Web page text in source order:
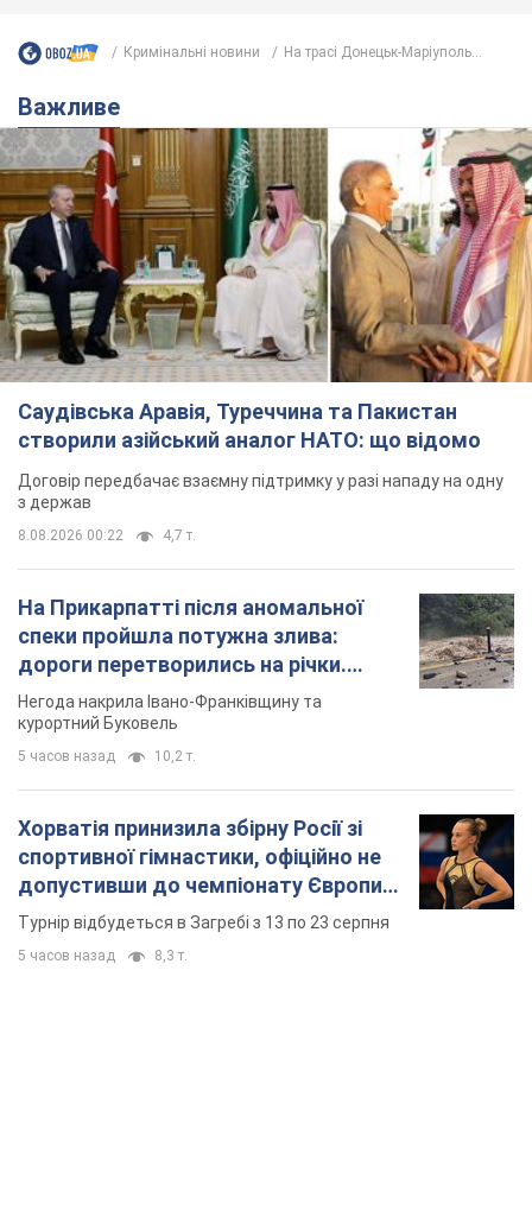
Кримінальні новини На трасі Донецьк-Маріуполь...
Важливе
Саудівська Аравія, Туреччина та Пакистан
створили азійський аналог НАТО: що відомо
Договір передбачає взаємну підтримку у разі нападу на одну
з держав
8.08.2026 00:22 4,7 т.
На Прикарпатті після аномальної
спеки пройшла потужна злива:
дороги перетворились на річки.
Відео
Негода накрила Івано-Франківщину та
курортний Буковель
5 часов назад 10,2 т.
Хорватія принизила збірну Росії зі
спортивної гімнастики, офіційно не
допустивши до чемпіонату Європи
основних спортсменів
Турнір відбудеться в Загребі з 13 по 23 серпня
5 часов назад 8,3 т.